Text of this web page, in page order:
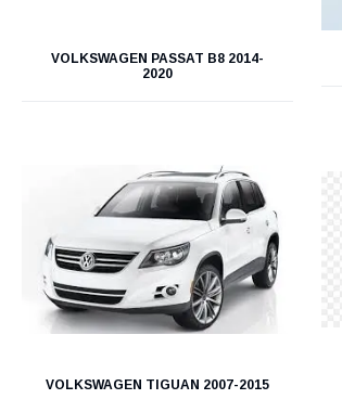
VOLKSWAGEN PASSAT B8 2014-
2020
VOLKSWAGEN TIGUAN 2007-2015